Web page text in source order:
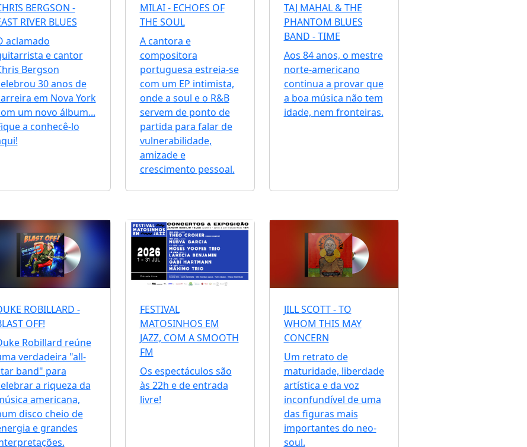
BERGSON -
RIVER BLUES
aclamado
e cantor
Bergson
30 anos de
em Nova York
um novo álbum...
a conhecê-lo
MILAI - ECHOES OF
THE SOUL
A cantora e
compositora
portuguesa estreia-se
com um EP intimista,
onde a soul e o R&B
servem de ponto de
partida para falar de
vulnerabilidade,
amizade e
crescimento pessoal.
TAJ MAHAL & THE
PHANTOM BLUES
BAND - TIME
Aos 84 anos, o mestre
norte-americano
continua a provar que
a boa música não tem
idade, nem fronteiras.
ROBILLARD -
OFF!
Robillard reúne
verdadeira "all-
band" para
a riqueza da
americana,
disco cheio de
e grandes
FESTIVAL
MATOSINHOS EM
JAZZ, COM A SMOOTH
FM
Os espectáculos são
às 22h e de entrada
livre!
JILL SCOTT - TO
WHOM THIS MAY
CONCERN
Um retrato de
maturidade, liberdade
artística e da voz
inconfundível de uma
das figuras mais
importantes do neo-
soul.